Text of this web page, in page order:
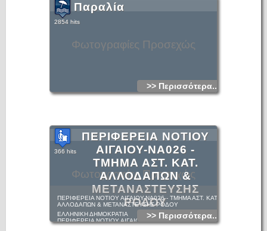
Φωτογραφίες Προσεχώς
Παραλία
2854 hits
>> Περισσότερα...
Φωτογραφίες Προσεχώς
ΠΕΡΙΦΕΡΕΙΑ ΝΟΤΙΟΥ
ΑΙΓΑΙΟΥ-ΝΑ026 -
ΤΜΗΜΑ ΑΣΤ. ΚΑΤ.
ΑΛΛΟΔΑΠΩΝ &
ΜΕΤΑΝΑΣΤΕΥΣΗΣ
ΡΟΔΟΥ
366 hits
ΠΕΡΙΦΕΡΕΙΑ ΝΟΤΙΟΥ ΑΙΓΑΙΟΥ-ΝΑ026 - ΤΜΗΜΑ ΑΣΤ. ΚΑΤ.
ΑΛΛΟΔΑΠΩΝ & ΜΕΤΑΝΑΣΤΕΥΣΗΣ ΡΟΔΟΥ
ΕΛΛΗΝΙΚΗ ΔΗΜΟΚΡΑΤΙΑ
ΠΕΡΙΦΕΡΕΙΑ ΝΟΤΙΟΥ ΑΙΓΑΙΟΥ
ΓΕΝΙΚΗ Δ/ΝΣΗ ΠΕΡΙΦΕΡΕΙΑΣ
>> Περισσότερα...